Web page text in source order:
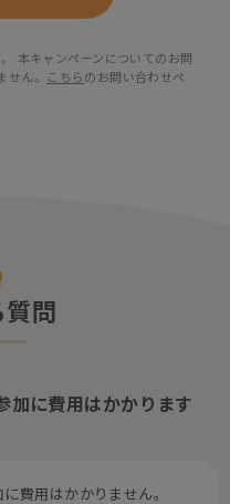
本キャンペーンについてのお問
ん。
こちら のお問い合わせペ
問
加に費用はかかります
費用はかかりません。